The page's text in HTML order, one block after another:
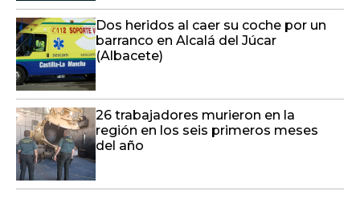
Dos heridos al caer su coche por un
barranco en Alcalá del Júcar
(Albacete)
26 trabajadores murieron en la
región en los seis primeros meses
del año